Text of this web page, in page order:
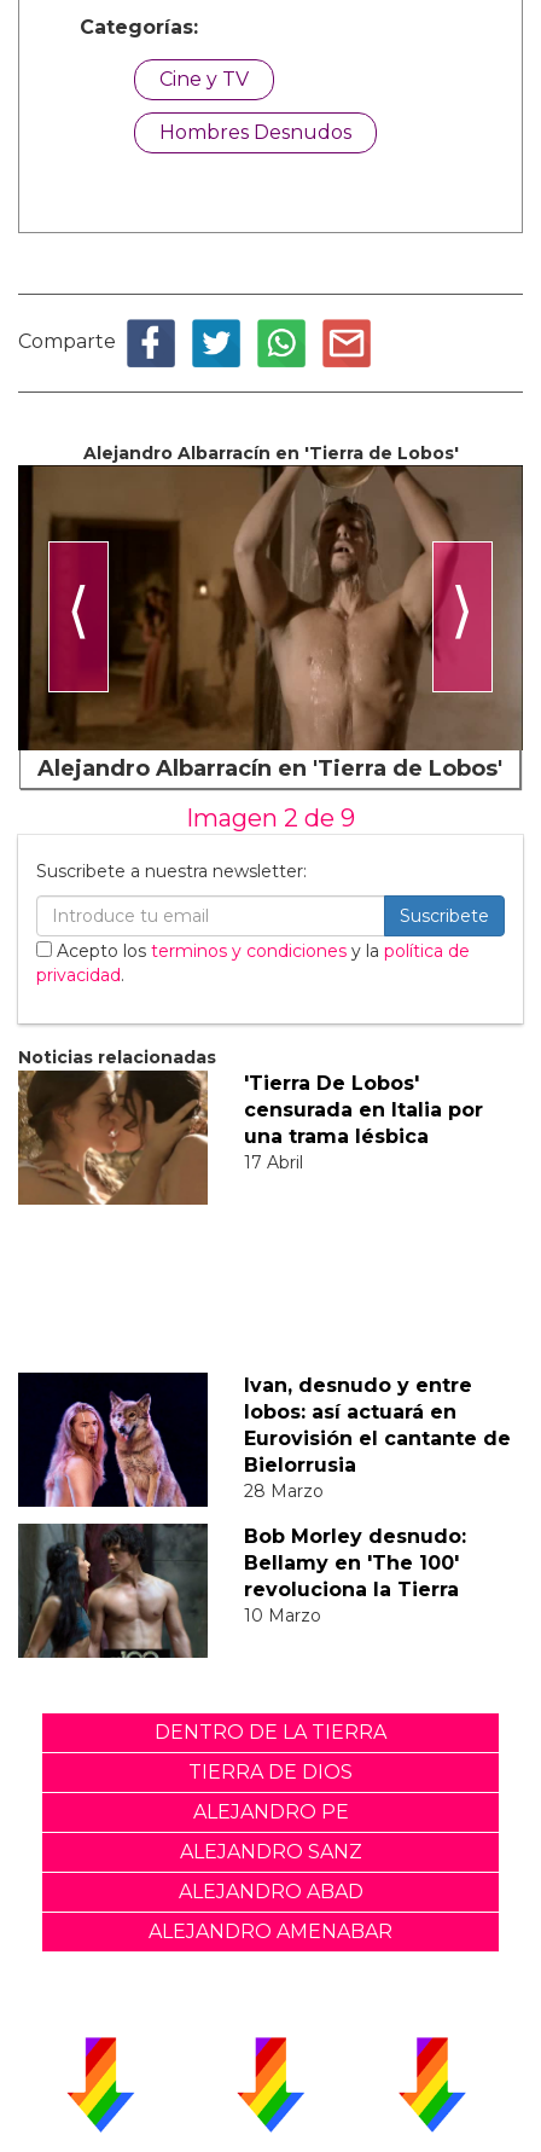
Categorías:
Cine y TV
Hombres Desnudos
Comparte
Alejandro Albarracín en 'Tierra de Lobos'
⟨ ⟩
Alejandro Albarracín en 'Tierra de Lobos'
Imagen 2 de 9
Suscribete a nuestra newsletter:
Suscribete
Acepto los terminos y condiciones y la política de
privacidad.
Noticias relacionadas
'Tierra De Lobos'
censurada en Italia por
una trama lésbica
17 Abril
Ivan, desnudo y entre
lobos: así actuará en
Eurovisión el cantante de
Bielorrusia
28 Marzo
Bob Morley desnudo:
Bellamy en 'The 100'
revoluciona la Tierra
10 Marzo
DENTRO DE LA TIERRA
TIERRA DE DIOS
ALEJANDRO PE
ALEJANDRO SANZ
ALEJANDRO ABAD
ALEJANDRO AMENABAR